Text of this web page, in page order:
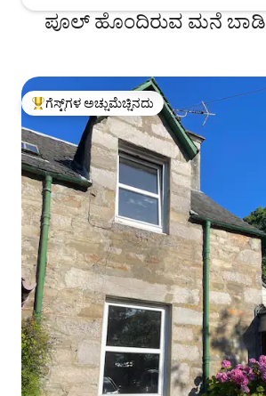
ಪೂಲ್ ಹೊಂದಿರುವ ಮನೆ
ಗೆಸ್ಟ್‌ಗಳಿಗೆ ಅತಿ ಹೆಚ್ಚು ಅಚ್ಚುಮೆಚ್ಚಿನದು
ಗೆಸ್ಟ್‌ಗಳ ಅಚ್ಚುಮೆಚ್ಚಿನದು